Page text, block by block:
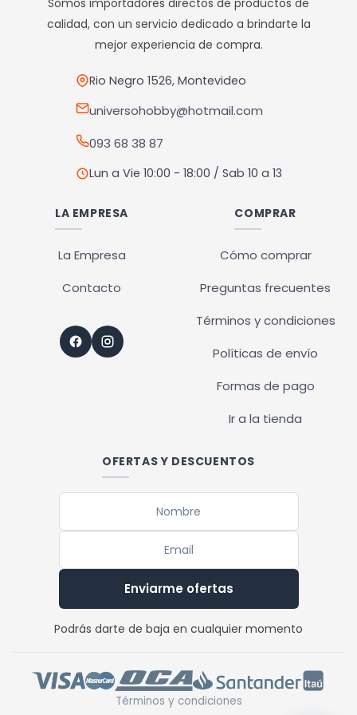
se
pueden
producto
Somos importadores directos de productos de
calidad, con un servicio dedicado a brindarte la
mejor experiencia de compra.
Rio Negro 1526, Montevideo
universohobby@hotmail.com
093 68 38 87
Lun a Vie 10:00 - 18:00 / Sab 10 a 13
LA EMPRESA
La Empresa
Contacto
COMPRAR
Cómo comprar
Preguntas frecuentes
Términos y condiciones
Políticas de envío
Formas de pago
Ir a la tienda
OFERTAS Y DESCUENTOS
Enviarme ofertas
Podrás darte de baja en cualquier momento
Términos y condiciones